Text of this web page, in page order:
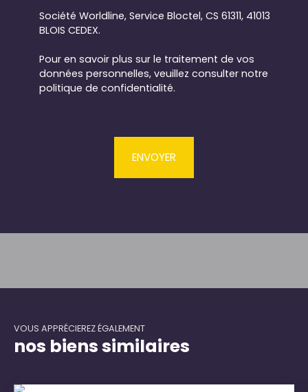
Société Worldline, Service Bloctel, CS 61311, 41013
BLOIS CEDEX.
Pour en savoir plus sur le traitement de vos
données personnelles, veuillez consulter notre
politique de confidentialité.
ENVOYER
VOUS APPRÉCIEREZ ÉGALEMENT
nos biens similaires